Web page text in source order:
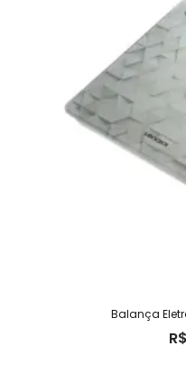
Balança
R$